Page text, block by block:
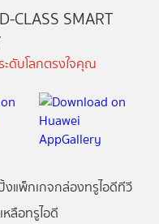
CLASS SMART
ดับโลกตรงใจคุณ
งแพ็กเกจกล่องทรูไอดีทีวี
หลือทรูไอดี